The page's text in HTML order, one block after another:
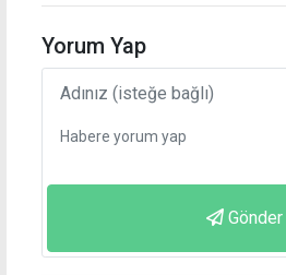
Yorum Yap
Gönder